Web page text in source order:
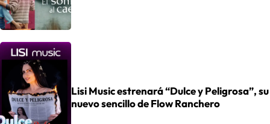
Lisi Music estrenará “Dulce y Peligrosa”, su
nuevo sencillo de Flow Ranchero